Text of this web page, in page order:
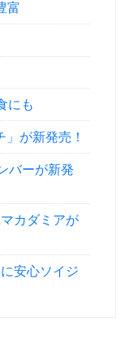
富
にも
が新発売！
バーが新発
カダミアが
安心ソイジ